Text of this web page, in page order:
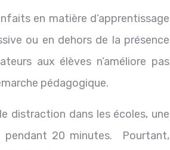
en matière d’apprentissage
ou en dehors de la présence
aux élèves n’améliore pas
pédagogique.
distraction dans les écoles, une
pendant 20 minutes. Pourtant,